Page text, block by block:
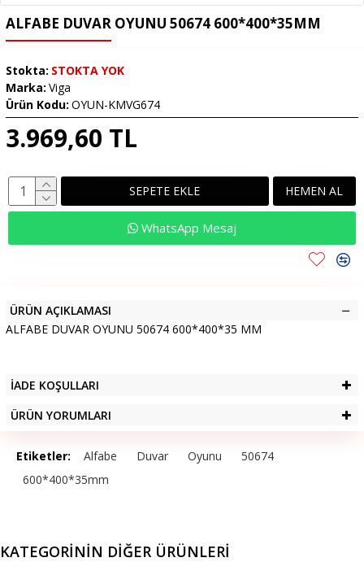
ALFABE DUVAR OYUNU 50674 600*400*35MM
3.969,60 TL
Stokta: STOKTA YOK
Marka: Viga
Ürün Kodu: OYUN-KMVG674
SEPETE EKLE HEMEN AL
WhatsApp Mesaj
ÜRÜN AÇIKLAMASI
ALFABE DUVAR OYUNU 50674 600*400*35 MM
İADE KOŞULLARI
ÜRÜN YORUMLARI
Etiketler: Alfabe Duvar Oyunu
50674
600*400*35mm
KATEGORININ DIĞER ÜRÜNLERI